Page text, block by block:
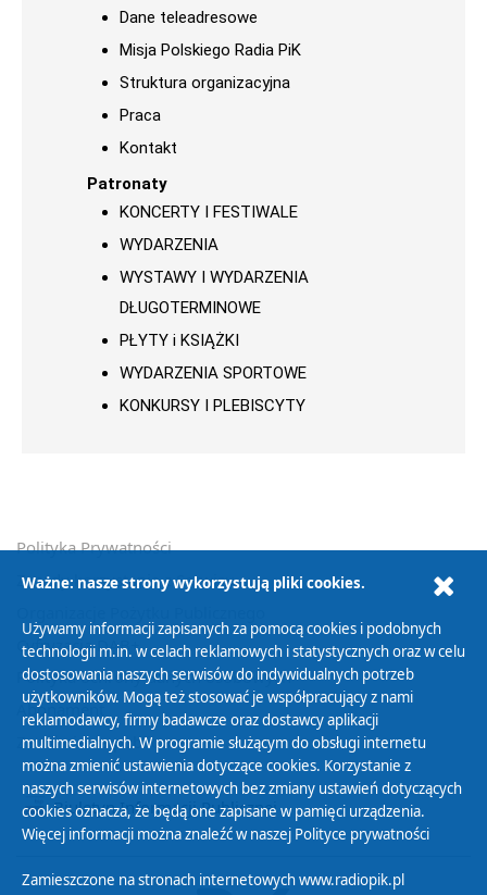
Dane teleadresowe
Misja Polskiego Radia PiK
Struktura organizacyjna
Praca
Kontakt
Patronaty
KONCERTY I FESTIWALE
WYDARZENIA
WYSTAWY I WYDARZENIA
DŁUGOTERMINOWE
PŁYTY i KSIĄŻKI
WYDARZENIA SPORTOWE
KONKURSY I PLEBISCYTY
Polityka Prywatności
Zasady korzystania z Serwisu
Cyfryzacja DAB+
Polityka ochrony danych osobowych
Abonament
Zamówienia publiczne
Biuletyn Informacji Publicznej
Ważne: nasze strony wykorzystują pliki cookies.
Używamy informacji zapisanych za pomocą cookies i podobnych
technologii m.in. w celach reklamowych i statystycznych oraz w celu
dostosowania naszych serwisów do indywidualnych potrzeb
użytkowników. Mogą też stosować je współpracujący z nami
reklamodawcy, firmy badawcze oraz dostawcy aplikacji
multimedialnych. W programie służącym do obsługi internetu
można zmienić ustawienia dotyczące cookies. Korzystanie z
naszych serwisów internetowych bez zmiany ustawień dotyczących
cookies oznacza, że będą one zapisane w pamięci urządzenia.
Więcej informacji można znaleźć w naszej Polityce prywatności
Zamieszczone na stronach internetowych www.radiopik.pl